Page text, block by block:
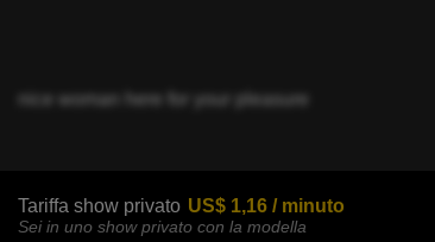
nice woman here for your pleasure
Tariffa show privato US$ 1,16 / minuto
Sei in uno show privato con la modella